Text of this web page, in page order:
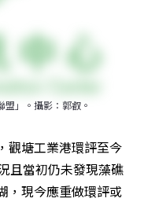
」。攝影：郭叡。
觀塘工業港環評至今
且當初仍未發現藻礁
，現今應重做環評或